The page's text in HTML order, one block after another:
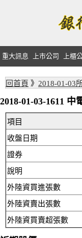
重大訊息 上市公司 上櫃
回首頁 》 2018-01-03
2018-01-03-1611
項目
收盤日期
證券
說明
外陸資買進張數
外陸資賣出張數
外陸資買賣超張數